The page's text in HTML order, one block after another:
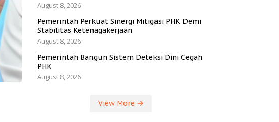
August 8, 2026
Pemerintah Perkuat Sinergi Mitigasi PHK Demi
Stabilitas Ketenagakerjaan
August 8, 2026
Pemerintah Bangun Sistem Deteksi Dini Cegah
PHK
August 8, 2026
View More